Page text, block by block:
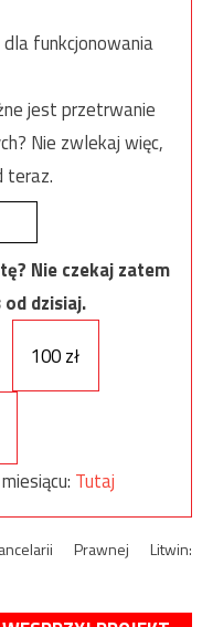
funkcjonowania
jest przetrwanie
Nie zwlekaj więc,
teraz.
Nie czekaj zatem
dzisiaj.
100 zł
Tutaj
Prawnej Litwin: